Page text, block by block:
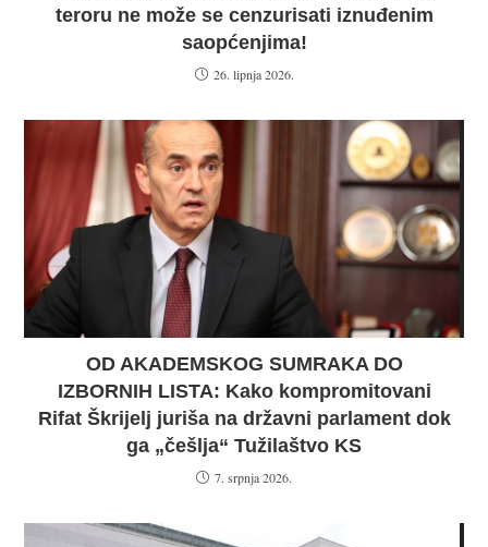
teroru ne može se cenzurisati iznuđenim
saopćenjima!
26. lipnja 2026.
OD AKADEMSKOG SUMRAKA DO
IZBORNIH LISTA: Kako kompromitovani
Rifat Škrijelj juriša na državni parlament dok
ga „češlja“ Tužilaštvo KS
7. srpnja 2026.